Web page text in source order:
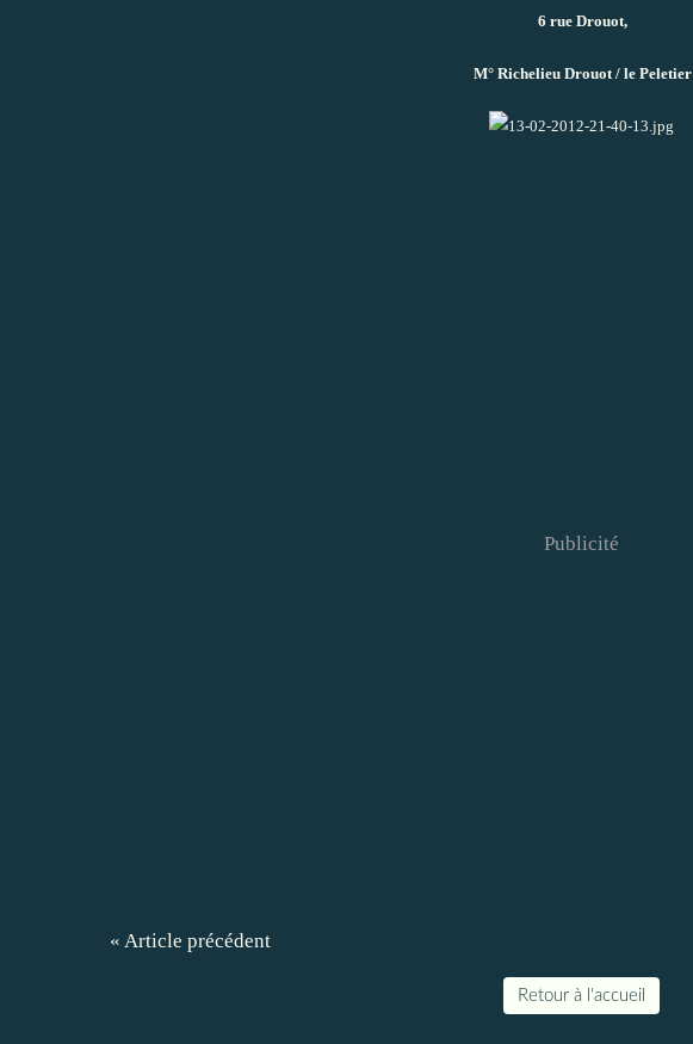
6 rue Drouot,
M° Richelieu Drouot / le Peletier
Publicité
« Article précédent
Retour à l'accueil